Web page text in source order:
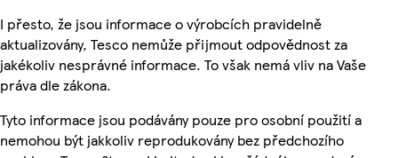
I přesto, že jsou informace o výrobcích pravidelně
aktualizovány, Tesco nemůže přijmout odpovědnost za
jakékoliv nesprávné informace. To však nemá vliv na Vaše
práva dle zákona.
Tyto informace jsou podávány pouze pro osobní použití a
nemohou být jakkoliv reprodukovány bez předchozího